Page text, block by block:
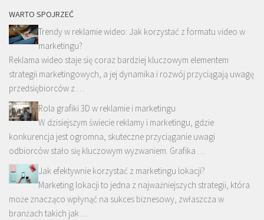
WARTO SPOJRZEĆ
Trendy w reklamie wideo: Jak korzystać z formatu video w
marketingu?
Reklama wideo staje się coraz bardziej kluczowym elementem
strategii marketingowych, a jej dynamika i rozwój przyciągają uwagę
przedsiębiorców z …
Rola grafiki 3D w reklamie i marketingu
W dzisiejszym świecie reklamy i marketingu, gdzie
konkurencja jest ogromna, skuteczne przyciąganie uwagi
odbiorców stało się kluczowym wyzwaniem. Grafika …
Jak efektywnie korzystać z marketingu lokacji?
Marketing lokacji to jedna z najważniejszych strategii, która
może znacząco wpłynąć na sukces biznesowy, zwłaszcza w
branżach takich jak …